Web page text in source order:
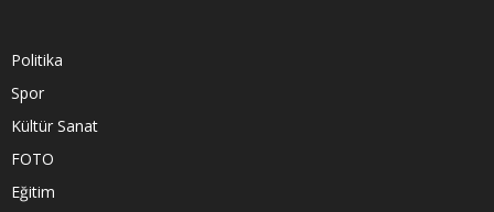
Politika
Spor
Kültür Sanat
FOTO
Eğitim